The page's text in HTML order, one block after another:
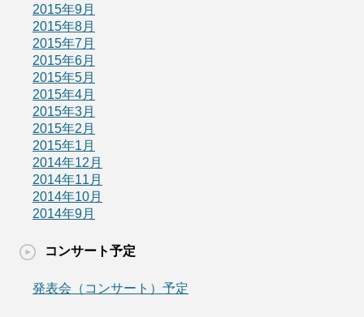
2015年9月
2015年8月
2015年7月
2015年6月
2015年5月
2015年4月
2015年3月
2015年2月
2015年1月
2014年12月
2014年11月
2014年10月
2014年9月
コンサート予定
発表会（コンサート）予定